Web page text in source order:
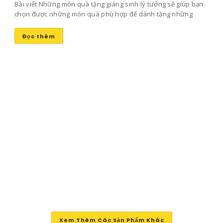
Bài viết Những món quà tặng giáng sinh lý tưởng sẽ giúp bạn
chọn được những món quà phù hợp để dành tặng những
ngày đông lạnh lẽo này nhé!
Đọc thêm
Xem Thêm Các Sản Phẩm Khác